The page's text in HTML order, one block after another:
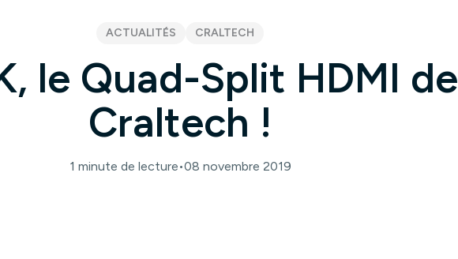
le Quad-Split HDMI de
Craltech !
ACTUALITÉS CRALTECH
1 minute de lecture•08 novembre 2019